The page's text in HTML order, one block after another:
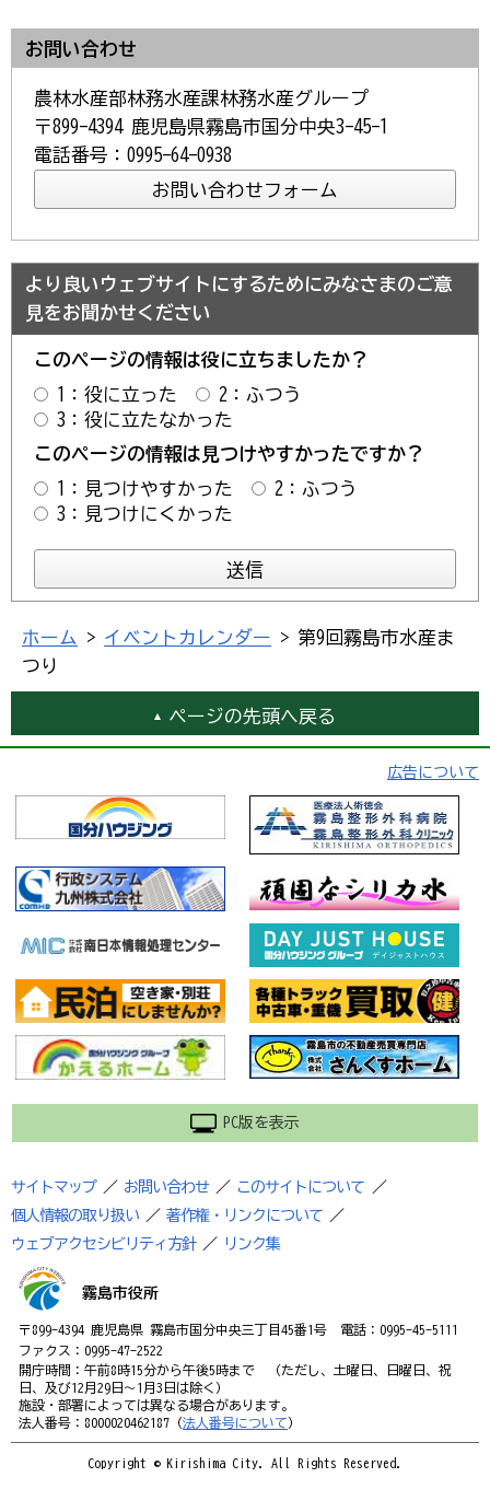
お問い合わせ
農林水産部林務水産課林務水産グループ
〒899-4394 鹿児島県霧島市国分中央3-45-1
電話番号：0995-64-0938
より良いウェブサイトにするためにみなさまのご意
見をお聞かせください
このページの情報は役に立ちましたか？
1：役に立った
2：ふつう
3：役に立たなかった
このページの情報は見つけやすかったですか？
1：見つけやすかった
2：ふつう
3：見つけにくかった
ホーム > イベントカレンダー > 第9回霧島市水産ま
つり
ページの先頭へ戻る
広告について
PC版を表示
サイトマップ ／ お問い合わせ ／ このサイトについて
／
個人情報の取り扱い ／ 著作権・リンクについて ／
ウェブアクセシビリティ方針 ／ リンク集
霧島市役所
〒899-4394 鹿児島県 霧島市国分中央三丁目45番1号 電話：0995-45-5111
ファクス：0995-47-2522
開庁時間：午前8時15分から午後5時まで （ただし、土曜日、日曜日、祝
日、及び12月29日～1月3日は除く）
施設・部署によっては異なる場合があります。
法人番号：8000020462187（法人番号について）
Copyright © Kirishima City. All Rights Reserved.